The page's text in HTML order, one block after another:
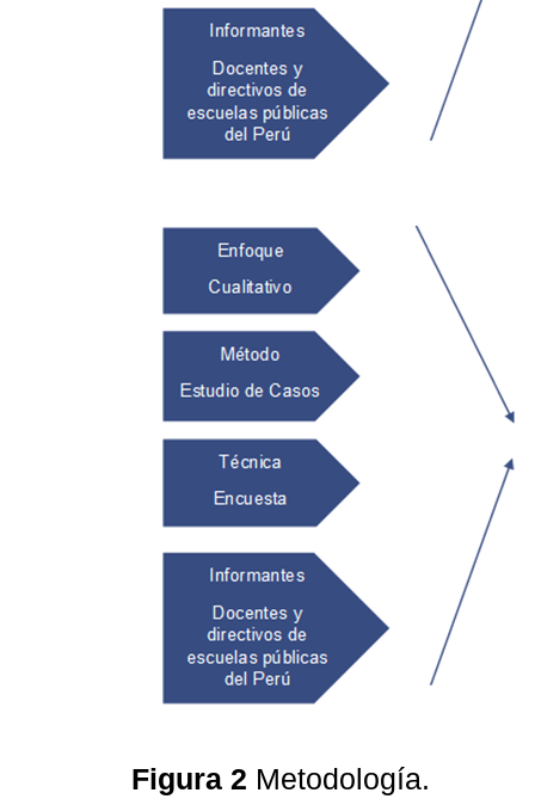
Figura 2 Metodología.